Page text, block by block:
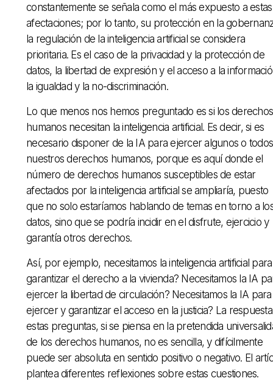
constantemente se señala como el más expuesto a estas
afectaciones; por lo tanto, su protección en la
la regulación de la inteligencia artificial se considera
prioritaria. Es el caso de la privacidad y la protección de
datos, la libertad de expresión y el acceso a la
la igualdad y la no-discriminación.
Lo que menos nos hemos preguntado es si los derechos
humanos necesitan la inteligencia artificial. Es decir, si es
necesario disponer de la IA para ejercer algunos o todos
nuestros derechos humanos, porque es aquí donde el
número de derechos humanos susceptibles de estar
afectados por la inteligencia artificial se ampliaría, puesto
que no solo estaríamos hablando de temas en torno a
datos, sino que se podría incidir en el disfrute, ejercicio y
garantía otros derechos.
Así, por ejemplo, necesitamos la inteligencia artificial para
garantizar el derecho a la vivienda? Necesitamos la IA
ejercer la libertad de circulación? Necesitamos la IA para
ejercer y garantizar el acceso en la justicia? La
estas preguntas, si se piensa en la pretendida
de los derechos humanos, no es sencilla, y difícilmente
puede ser absoluta en sentido positivo o negativo. El
plantea diferentes reflexiones sobre estas cuestiones.